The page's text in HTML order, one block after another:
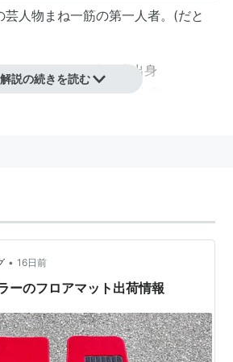
人物まね一筋の第一人者。(だと
年1月10日大阪府出身
年9月25日兵庫県出身
解説の続きを読む
• 16日前
ーのフロアマット出荷情報